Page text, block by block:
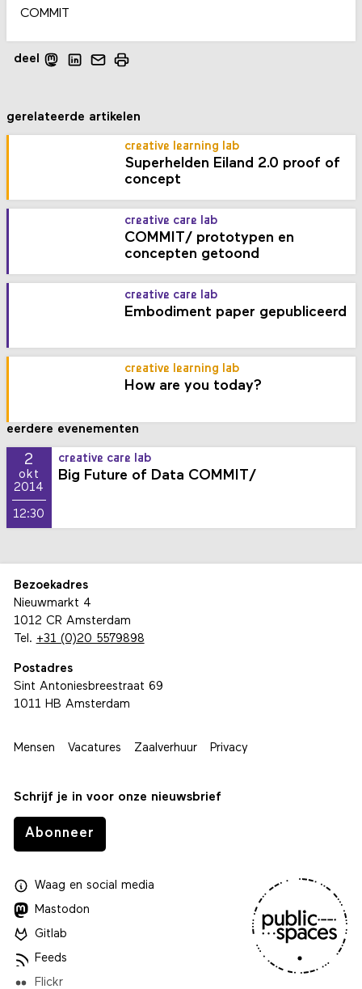
deel
COMMIT
gerelateerde artikelen
creative learning lab
Superhelden Eiland 2.0 proof of
concept
creative care lab
COMMIT/ prototypen en
concepten getoond
creative care lab
Embodiment paper gepubliceerd
creative learning lab
How are you today?
eerdere evenementen
2
okt
2014
12:30
creative care lab
Big Future of Data COMMIT/
Bezoekadres
Nieuwmarkt 4
1012 CR Amsterdam
Tel. +31 (0)20 5579898
Postadres
Sint Antoniesbreestraat 69
1011 HB Amsterdam
Mensen Vacatures Zaalverhuur Privacy
Schrijf je in voor onze nieuwsbrief
Abonneer
Waagen social media
Mastodon
Gitlab
Feeds
Flickr